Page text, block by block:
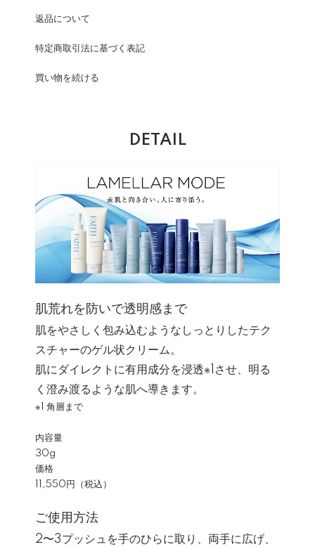
返品について
特定商取引法に基づく表記
買い物を続ける
DETAIL
肌荒れを防いで透明感まで
肌をやさしく包み込むようなしっとりしたテク
スチャーのゲル状クリーム。
肌にダイレクトに有用成分を浸透※1させ、明る
く澄み渡るような肌へ導きます。
※1 角層まで
内容量
30g
価格
11,550円（税込）
ご使用方法
2〜3プッシュを手のひらに取り、両手に広げ、